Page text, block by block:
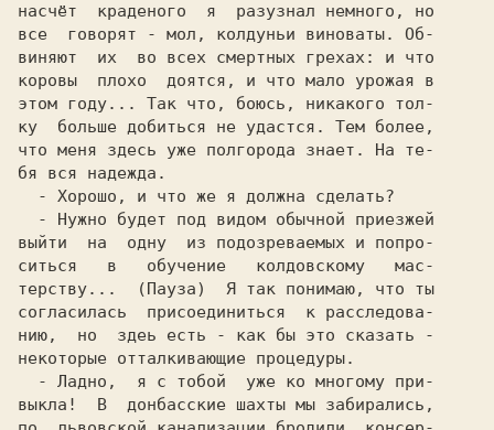
насчёт  краденого  я  разузнал немного, но
все  говорят - мол, колдуньи виноваты. Об-
виняют  их  во всех смертных грехах: и что
коровы  плохо  доятся, и что мало урожая в
этом году... Так что, боюсь, никакого тол-
ку  больше добиться не удастся. Тем более,
что меня здесь уже полгорода знает. На те-
бя вся надежда.
- Хорошо, и что же я должна сделать?
- Нужно будет под видом обычной приезжей
выйти  на  одну  из подозреваемых и попро-
ситься   в   обучение   колдовскому   мас-
терству...
(Пауза) Я так понимаю, что ты
согласилась  присоединиться  к расследова-
нию,  но  здеь есть - как бы это сказать -
некоторые отталкивающие процедуры.
- Ладно,  я с тобой  уже ко многому при-
выкла!  В  донбасские шахты мы забирались,